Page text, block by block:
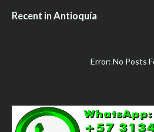
Recent in Antioquía
Error: No Posts